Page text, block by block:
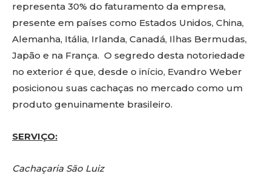
representa 30% do faturamento da empresa,
presente em países como Estados Unidos, China,
Alemanha, Itália, Irlanda, Canadá, Ilhas Bermudas,
Japão e na França. O segredo desta notoriedade
no exterior é que, desde o início, Evandro Weber
posicionou suas cachaças no mercado como um
produto genuinamente brasileiro.
SERVIÇO:
Cachaçaria São Luiz